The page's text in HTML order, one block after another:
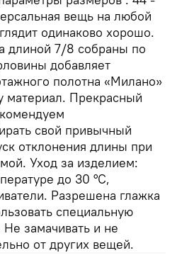
вещь на любой
одинаково хорошо.
длиной 7/8 собраны по
добавляет
полотна «Милано»
материал. Прекрасный
свой привычный
отклонения длины при
Уход за изделием:
до 30 °C,
Разрешена глажка
специальную
замачивать и не
от других вещей.